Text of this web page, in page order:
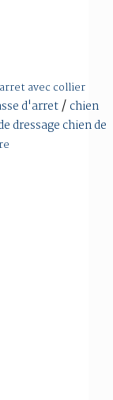
avec collier
d'arret/ chien
dressage chien de